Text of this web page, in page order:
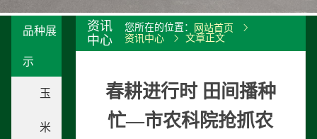
品种展
示
玉
米
资讯
中心
您所在的位置：
网站首页
资讯中心
文章正文
春耕进行时 田间播种
忙—市农科院抢抓农